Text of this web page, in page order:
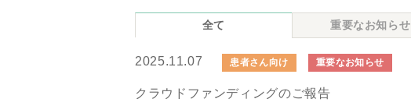
全て 重要なお知らせ
2025.11.07 患者さん向け 重要なお知らせ
クラウドファンディングのご報告